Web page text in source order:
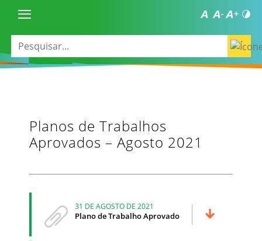
Planos de Trabalhos
Aprovados – Agosto 2021
31 DE AGOSTO DE 2021
Plano de Trabalho Aprovado